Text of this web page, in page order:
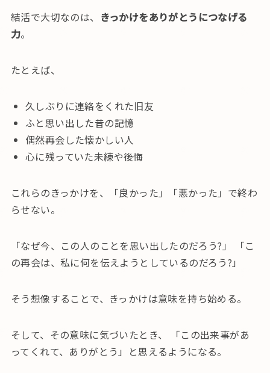
結活で大切なのは、 きっかけをありがとうにつなげる
力。
たとえば、
久しぶりに連絡をくれた旧友
ふと思い出した昔の記憶
偶然再会した懐かしい人
心に残っていた未練や後悔
これらのきっかけを、「良かった」「悪かった」で終わ
らせない。
「なぜ今、この人のことを思い出したのだろう?」 「こ
の再会は、私に何を伝えようとしているのだろう?」
そう想像することで、きっかけは意味を持ち始める。
そして、その意味に気づいたとき、 「この出来事があ
ってくれて、ありがとう」と思えるようになる。